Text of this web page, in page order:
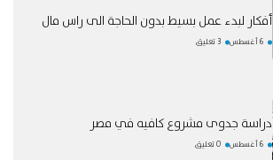
أفكار لبدء عمل بسيط بدون الحاجة الى راس مال
6 أغسطس 3 تعليق
دراسة جدوى مشروع كافيه في مصر
6 أغسطس 0 تعليق